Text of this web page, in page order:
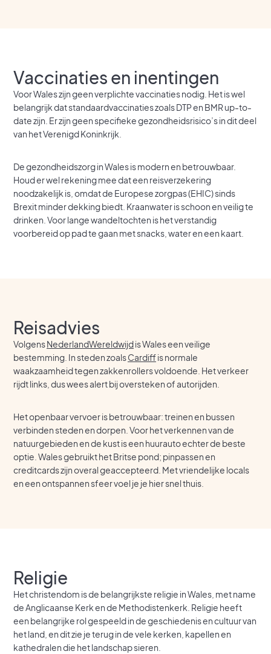
Vaccinaties en inentingen
Voor Wales zijn geen verplichte vaccinaties nodig. Het is wel
belangrijk dat standaardvaccinaties zoals DTP en BMR up-to-
date zijn. Er zijn geen specifieke gezondheidsrisico’s in dit deel
van het Verenigd Koninkrijk.
De gezondheidszorg in Wales is modern en betrouwbaar.
Houd er wel rekening mee dat een reisverzekering
noodzakelijk is, omdat de Europese zorgpas (EHIC) sinds
Brexit minder dekking biedt. Kraanwater is schoon en veilig te
drinken. Voor lange wandeltochten is het verstandig
voorbereid op pad te gaan met snacks, water en een kaart.
Reisadvies
VolgensNederlandWereldwijdis Wales een veilige
bestemming. In steden zoalsCardiffis normale
waakzaamheid tegen zakkenrollers voldoende. Het verkeer
rijdt links, dus wees alert bij oversteken of autorijden.
Het openbaar vervoer is betrouwbaar: treinen en bussen
verbinden steden en dorpen. Voor het verkennen van de
natuurgebieden en de kust is een huurauto echter de beste
optie. Wales gebruikt het Britse pond; pinpassen en
creditcards zijn overal geaccepteerd. Met vriendelijke locals
en een ontspannen sfeer voel je je hier snel thuis.
Religie
Het christendom is de belangrijkste religie in Wales, met name
de Anglicaanse Kerk en de Methodistenkerk. Religie heeft
een belangrijke rol gespeeld in de geschiedenis en cultuur van
het land, en dit zie je terug in de vele kerken, kapellen en
kathedralen die het landschap sieren.